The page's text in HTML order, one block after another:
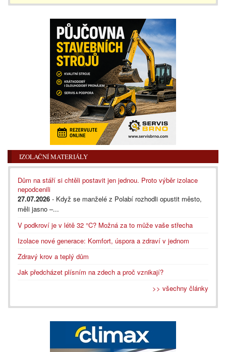
IZOLAČNÍ MATERIÁLY
Dům na stáří si chtěli postavit jen jednou. Proto výběr izolace
nepodcenili
27.07.2026 - Když se manželé z Polabí rozhodli opustit město,
měli jasno –...
V podkroví je v létě 32 °C? Možná za to může vaše střecha
Izolace nové generace: Komfort, úspora a zdraví v jednom
Zdravý krov a teplý dům
Jak předcházet plísním na zdech a proč vznikají?
>> všechny články